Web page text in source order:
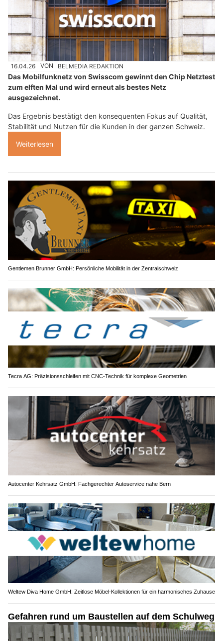
16.04.26 VON BELMEDIA REDAKTION
Das Mobilfunknetz von Swisscom gewinnt den Chip Netztest
zum elften Mal und wird erneut als bestes Netz
ausgezeichnet.
Das Ergebnis bestätigt den konsequenten Fokus auf Qualität,
Stabilität und Nutzen für die Kunden in der ganzen Schweiz.
Weiterlesen
Gentlemen Brunner GmbH: Persönliche Mobilität in der Zentralschweiz
Tecra AG: Präzisionsschleifen mit CNC-Technik für komplexe Geometrien
Autocenter Kehrsatz GmbH: Fachgerechter Autoservice nahe Bern
Weltew Diva Home GmbH: Zeitlose Möbel-Kollektionen für ein harmonisches Zuhause
Gefahren rund um Baustellen auf dem Schulweg